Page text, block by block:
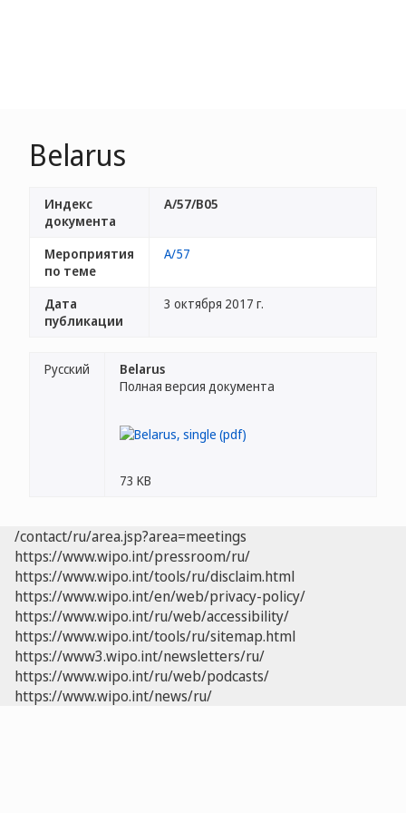
Belarus
Индекс
документа
A/57/B05
Мероприятия
по теме
A/57
Дата
публикации
3 октября 2017 г.
Русский
Belarus
Полная версия документа
73 KB
/contact/ru/area.jsp?area=meetings
https://www.wipo.int/pressroom/ru/
https://www.wipo.int/tools/ru/disclaim.html
https://www.wipo.int/en/web/privacy-policy/
https://www.wipo.int/ru/web/accessibility/
https://www.wipo.int/tools/ru/sitemap.html
https://www3.wipo.int/newsletters/ru/
https://www.wipo.int/ru/web/podcasts/
https://www.wipo.int/news/ru/